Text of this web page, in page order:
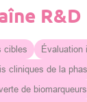
R&D
cibles
Évaluation
cliniques de la
de biomarqueurs